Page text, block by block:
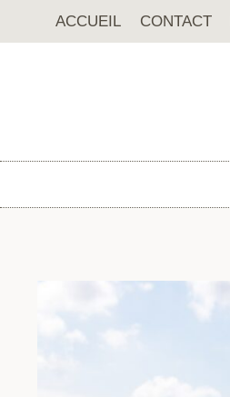
ACCUEIL CONTACT